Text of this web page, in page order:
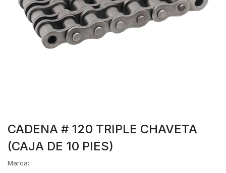
CADENA # 120 TRIPLE CHAVETA
(CAJA DE 10 PIES)
Marca: